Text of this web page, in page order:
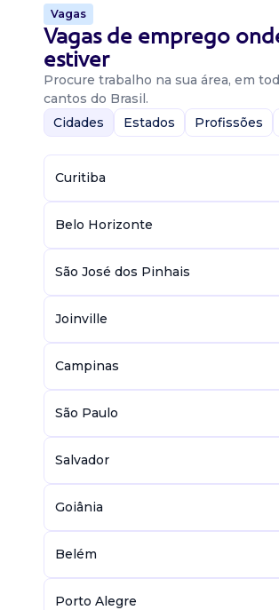
Vagas
Vagas de emprego
estiver
Procure trabalho na sua área, em
cantos do Brasil.
Cidades
Estados Profissões
Curitiba
Belo Horizonte
São José dos Pinhais
Joinville
Campinas
São Paulo
Salvador
Goiânia
Belém
Porto Alegre